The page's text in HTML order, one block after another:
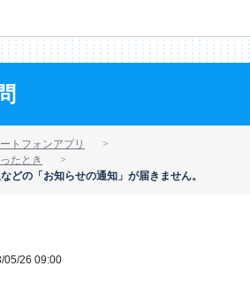
トフォンアプリ
たとき
どの「お知らせの通知」が届きません。
05/26 09:00